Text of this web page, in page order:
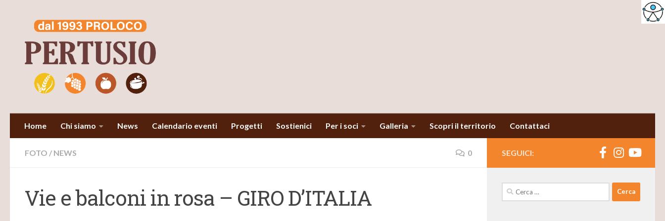
Home Chi siamo News Calendario eventi Progetti Sostienici Per i soci Galleria Scopri il territorio Contattaci
FOTO / NEWS 0
Vie e balconi in rosa – GIRO D’ITALIA
SEGUICI:
Ricerca
per: